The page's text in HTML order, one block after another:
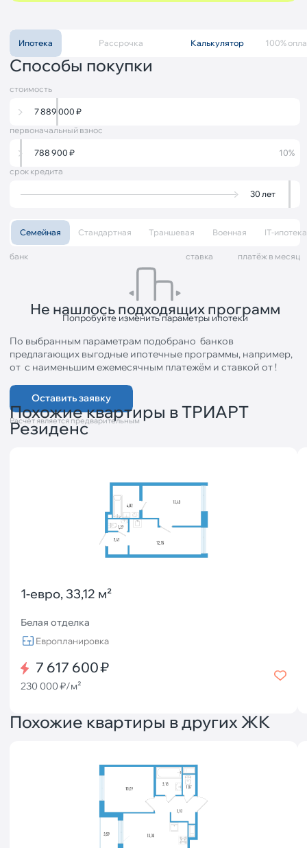
Ипотека Рассрочка Калькулятор Описание
100%
Способы покупки
стоимость
7 889 000 ₽
первоначальный взнос
788 900 ₽
10%
срок кредита
30 лет
По выбранным параметрам подобрано банков
предлагающих выгодные ипотечные программы, например,
от с наименьшим ежемесячным платежём и ставкой от !
Оставить заявку
Расчёт является предварительным
Семейная Стандартная Траншевая Военная IT-ипотека
банк cтавка платёж в месяц
Не нашлось подходящих программ
Попробуйте изменить параметры ипотеки
Похожие квартиры в ТРИАРТ
Резиденс
1-евро, 33,12 м²
Белая отделка
Европланировка
7 617 600 ₽
230 000 ₽/м²
Похожие квартиры в других ЖК